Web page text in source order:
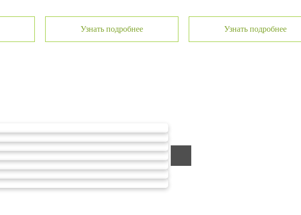
Узнать подробнее Узнать подробнее